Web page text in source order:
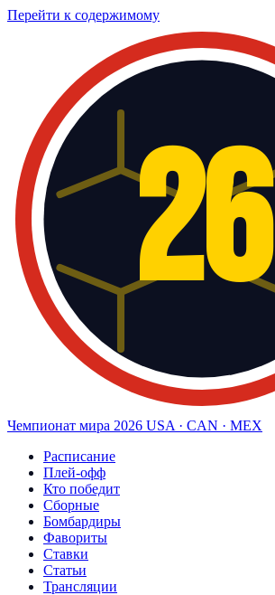
Перейти к содержимому
26
Чемпионат мира 2026 USA · CAN · MEX
Расписание
Плей-офф
Кто победит
Сборные
Бомбардиры
Фавориты
Ставки
Статьи
Трансляции